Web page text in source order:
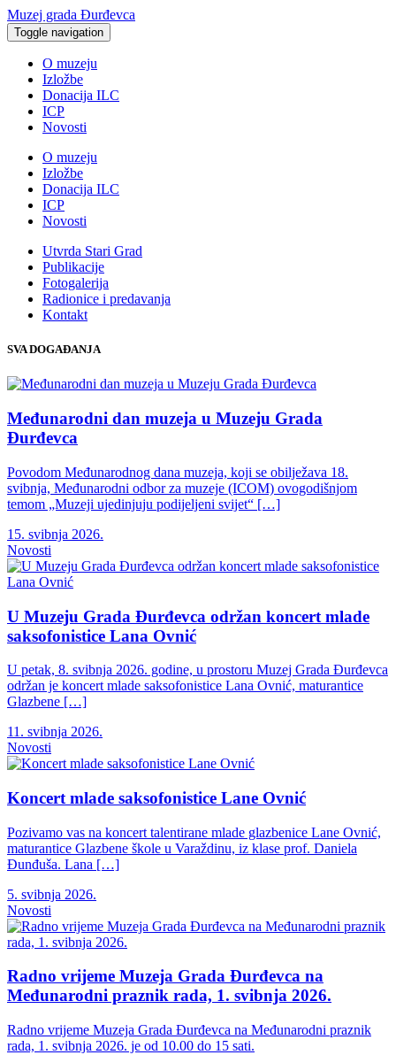
Muzej grada Đurđevca
Toggle navigation
O muzeju
Izložbe
Donacija ILC
ICP
Novosti
O muzeju
Izložbe
Donacija ILC
ICP
Novosti
Utvrda Stari Grad
Publikacije
Fotogalerija
Radionice i predavanja
Kontakt
SVA DOGAĐANJA
Međunarodni dan muzeja u Muzeju Grada
Đurđevca
Povodom Međunarodnog dana muzeja, koji se obilježava 18.
svibnja, Međunarodni odbor za muzeje (ICOM) ovogodišnjom
temom „Muzeji ujedinjuju podijeljeni svijet“ […]
15. svibnja 2026.
Novosti
U Muzeju Grada Đurđevca održan koncert mlade
saksofonistice Lana Ovnić
U petak, 8. svibnja 2026. godine, u prostoru Muzej Grada Đurđevca
održan je koncert mlade saksofonistice Lana Ovnić, maturantice
Glazbene […]
11. svibnja 2026.
Novosti
Koncert mlade saksofonistice Lane Ovnić
Pozivamo vas na koncert talentirane mlade glazbenice Lane Ovnić,
maturantice Glazbene škole u Varaždinu, iz klase prof. Daniela
Đunđuša. Lana […]
5. svibnja 2026.
Novosti
Radno vrijeme Muzeja Grada Đurđevca na
Međunarodni praznik rada, 1. svibnja 2026.
Radno vrijeme Muzeja Grada Đurđevca na Međunarodni praznik
rada, 1. svibnja 2026. je od 10.00 do 15 sati.